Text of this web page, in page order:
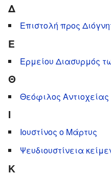
Δ
Επιστολή προς
Ε
Ερμείου Διασυρμός
Θ
Θεόφιλος Αντιοχείας
Ι
Ιουστίνος ο Μάρτυς
Ψευδιουστίνεια
Κ